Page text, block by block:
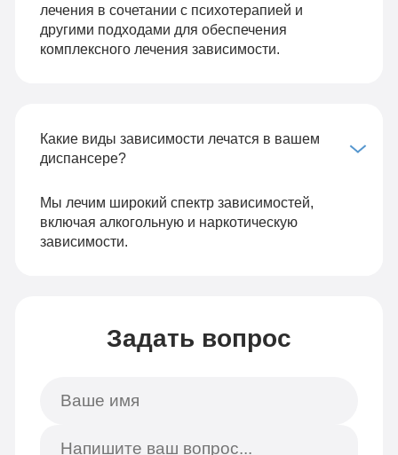
лечения в сочетании с психотерапией и
другими подходами для обеспечения
комплексного лечения зависимости.
Какие виды зависимости лечатся в вашем
диспансере?
Мы лечим широкий спектр зависимостей,
включая алкогольную и наркотическую
зависимости.
Задать вопрос